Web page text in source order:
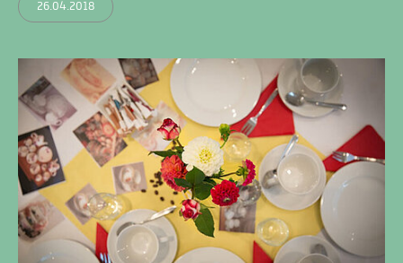
26.04.2018